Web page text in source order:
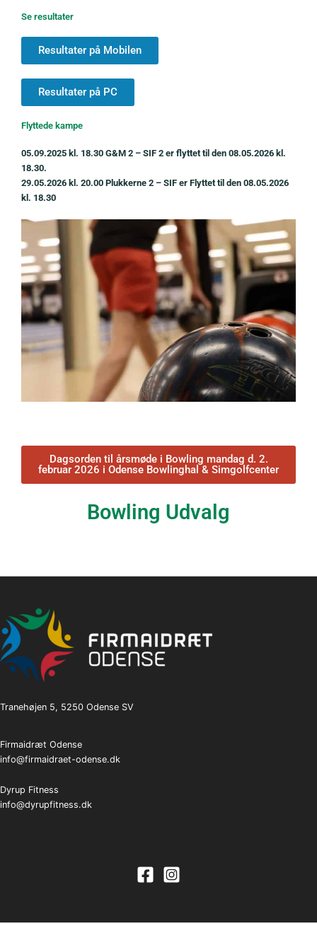
Se resultater
Resultater på Mobilen
Resultater på PC
Flyttede kampe
05.09.2025 kl. 18.30 G&M 2 – SIF 2 er flyttet til den 08.05.2026 kl.
18.30.
29.05.2026 kl. 20.00 Plukkerne 2 – SIF er Flyttet til den 08.05.2026
kl. 18.30
Dagsorden til årsmøde i Bowling mandag d. 2.
februar 2026 i Odense Bowlinghal & Simgolfcenter
Bowling Udvalg
Tranehøjen 5, 5250 Odense SV
Firmaidræt Odense
info@firmaidraet-odense.dk
Dyrup Fitness
info@dyrupfitness.dk